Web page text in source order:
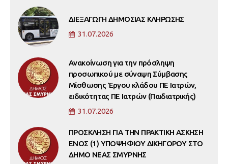
ΔΙΕΞΑΓΩΓΗ ΔΗΜΟΣΙΑΣ ΚΛΗΡΩΣΗΣ
31.07.2026
Ανακοίνωση για την πρόσληψη
προσωπικού με σύναψη Σύμβασης
Μίσθωσης Έργου κλάδου ΠΕ Ιατρών,
ειδικότητας ΠΕ Ιατρών (Παιδιατρικής)
31.07.2026
ΠΡΟΣΚΛΗΣΗ ΓΙΑ ΤΗΝ ΠΡΑΚΤΙΚΗ ΑΣΚΗΣΗ
ΕΝΟΣ (1) ΥΠΟΨΗΦΙΟΥ ΔΙΚΗΓΟΡΟΥ ΣΤΟ
ΔΗΜΟ ΝΕΑΣ ΣΜΥΡΝΗΣ